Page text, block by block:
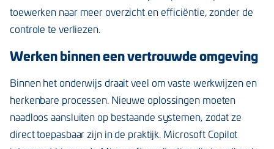
toewerken naar meer overzicht en efficiëntie, zonder de
controle te verliezen.
Werken binnen een vertrouwde omgeving
Binnen het onderwijs draait veel om vaste werkwijzen en
herkenbare processen. Nieuwe oplossingen moeten
naadloos aansluiten op bestaande systemen, zodat ze
direct toepasbaar zijn in de praktijk. Microsoft Copilot